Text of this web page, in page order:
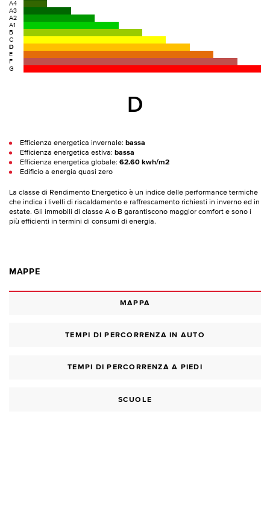
A4
A3
A2
A1
B
C
D
E
F
G
D
Efficienza energetica invernale: bassa
Efficienza energetica estiva: bassa
Efficienza energetica globale: 62.60 kwh/m2
Edificio a energia quasi zero
La classe di Rendimento Energetico è un indice delle performance termiche
che indica i livelli di riscaldamento e raffrescamento richiesti in inverno ed in
estate. Gli immobili di classe A o B garantiscono maggior comfort e sono i
più efficienti in termini di consumi di energia.
MAPPE
MAPPA
TEMPI DI PERCORRENZA IN AUTO
TEMPI DI PERCORRENZA A PIEDI
SCUOLE